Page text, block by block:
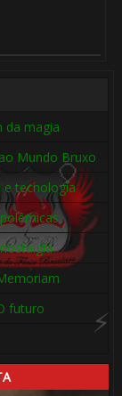
da magia
Mundo Bruxo
e tecnologia
futuro